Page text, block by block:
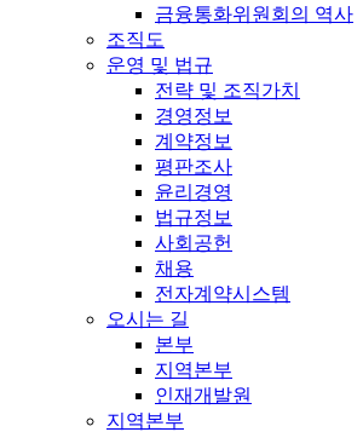
금융통화위원회의 역사
조직도
운영 및 법규
전략 및 조직가치
경영정보
계약정보
평판조사
윤리경영
법규정보
사회공헌
채용
전자계약시스템
오시는 길
본부
지역본부
인재개발원
지역본부